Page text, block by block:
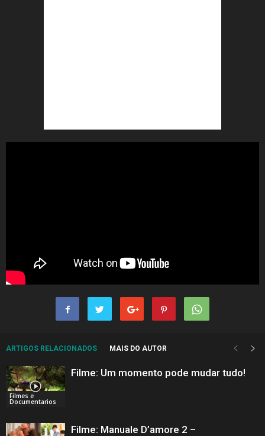
ARTIGOS RELACIONADOS MAIS DO AUTOR
Filmes e
Documentarios
Filme: Um momento pode mudar tudo!
Filme: Manuale D’amore 2 –